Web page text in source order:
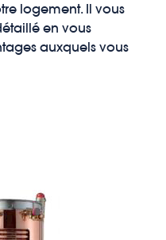
logement. Il vous
en vous
auxquels vous